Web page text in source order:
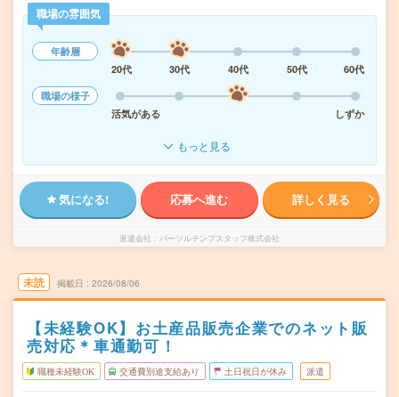
職場の雰囲気
年齢層
20代
30代 40代 50代
60代
職場の様子
活気がある
しずか
もっと見る
気になる! 応募へ進む 詳しく見る
派遣会社 パーソルテンプスタッフ株式会社
未読 掲載日 2026/08/06
【未経験OK】お土産品販売企業でのネット販
売対応＊車通勤可！
職種未経験OK 交通費別途支給あり 土日祝日が休み 派遣